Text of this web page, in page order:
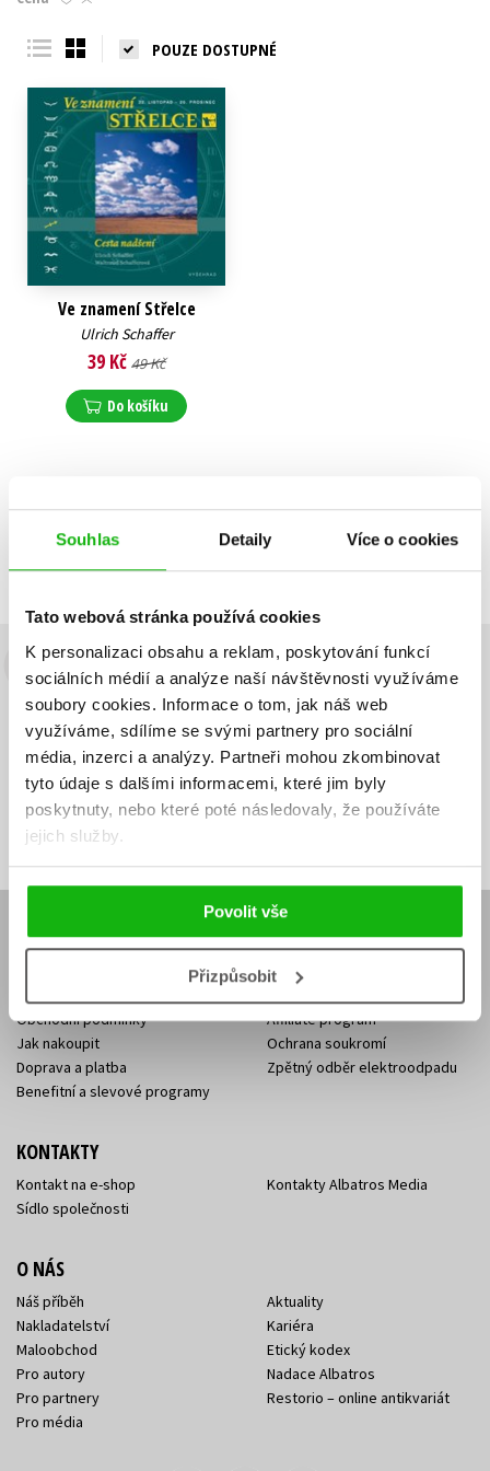
Souhlas Detaily Více o cookies
Tato webová stránka používá cookies
K personalizaci obsahu a reklam, poskytování funkcí
sociálních médií a analýze naší návštěvnosti využíváme
soubory cookies. Informace o tom, jak náš web
využíváme, sdílíme se svými partnery pro sociální
média, inzerci a analýzy. Partneři mohou zkombinovat
tyto údaje s dalšími informacemi, které jim byly
poskytnuty, nebo které poté následovaly, že používáte
jejich služby.
Povolit vše
Přizpůsobit
Young adult (SK)
POUZE DOSTUPNÉ
Ve znamení Střelce
Ulrich Schaffer
39 Kč 49 Kč
Do košíku
Zobraz záznamů
Budete to vědět jako první!
Zajímá Vás, jaký knižní hit právě vychází, na jaké zboží je výhodná
sleva, jaká běží soutěž o ceny? Přihlášením k odběru našich e-
mailových novineksouhlasíte se zpracováním osobních údajů.
Vaše e-
mailová
adresa
Vaše e-
mailová
adresa
Vaše e-mailová adresa Přihlásit se
E-SHOP
Obchodní podmínky
Jak nakoupit
Doprava a platba
Benefitní a slevové programy
Knižní novinky
Affiliate program
Ochrana soukromí
Zpětný odběr elektroodpadu
KONTAKTY
Kontakt na e-shop
Sídlo společnosti
Kontakty Albatros Media
O NÁS
Náš příběh
Nakladatelství
Maloobchod
Pro autory
Pro partnery
Pro média
Aktuality
Kariéra
Etický kodex
Nadace Albatros
Restorio – online antikvariát